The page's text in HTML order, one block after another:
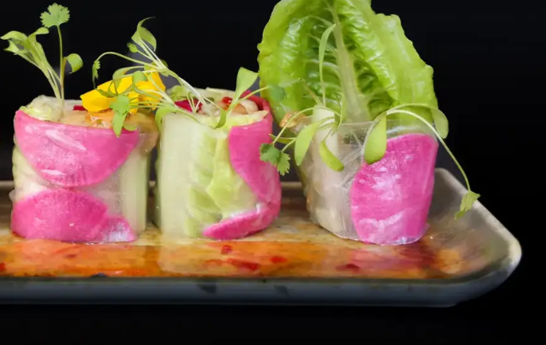
Hotel Noordwijk, Picképlein 8, 2202 CL Noordwijk. Bij
Tijdelijk parkeren is gratis voor het hotel.
onze Semmy's Bar.